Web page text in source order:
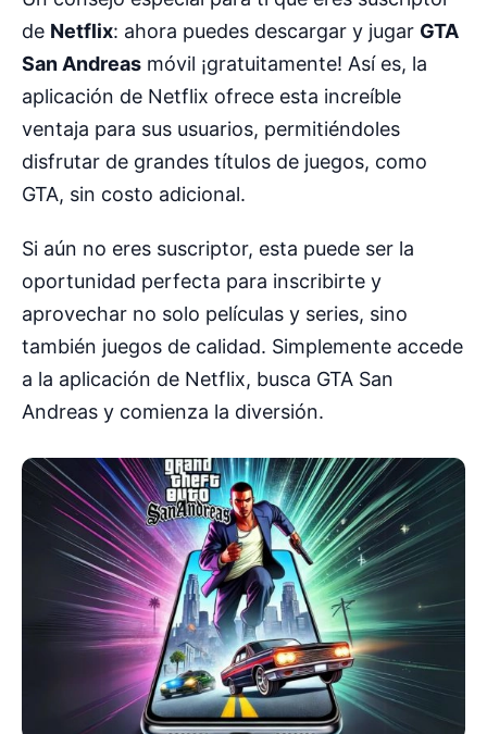
de Netflix: ahora puedes descargar y jugar GTA
San Andreas móvil ¡gratuitamente! Así es, la
aplicación de Netflix ofrece esta increíble
ventaja para sus usuarios, permitiéndoles
disfrutar de grandes títulos de juegos, como
GTA, sin costo adicional.
Si aún no eres suscriptor, esta puede ser la
oportunidad perfecta para inscribirte y
aprovechar no solo películas y series, sino
también juegos de calidad. Simplemente accede
a la aplicación de Netflix, busca GTA San
Andreas y comienza la diversión.